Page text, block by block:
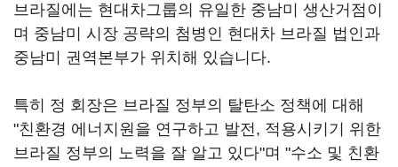
브라질에는 현대차그룹의 유일한 중남미 생산거점이
며 중남미 시장 공략의 첨병인 현대차 브라질 법인과
중남미 권역본부가 위치해 있습니다.
특히 정 회장은 브라질 정부의 탈탄소 정책에 대해
"친환경 에너지원을 연구하고 발전, 적용시키기 위한
브라질 정부의 노력을 잘 알고 있다"며 "수소 및 친환